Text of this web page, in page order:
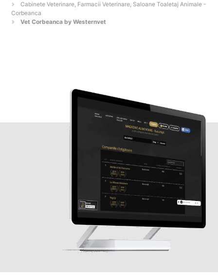
Cabinete Veterinare, Farmacii Veterinare, Saloane Toaletaj Animale -
Corbeanca
Vet Corbeanca by Westernvet